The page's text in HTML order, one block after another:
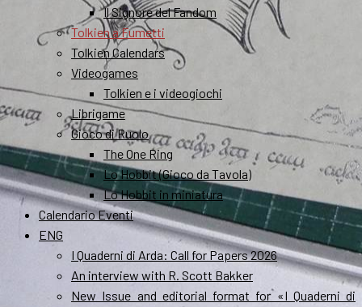
Il Signore del Fandom
Tolkien a Fumetti
Tolkien Calendars
Videogames
Tolkien e i videogiochi
Librigame
Gioco di Ruolo
The One Ring
Lo Hobbit (Gioco da Tavola)
Lo Hobbit in miniatura
Calendario Eventi
ENG
I Quaderni di Arda: Call for Papers 2026
An interview with R. Scott Bakker
New Issue and editorial format for «I Quaderni di